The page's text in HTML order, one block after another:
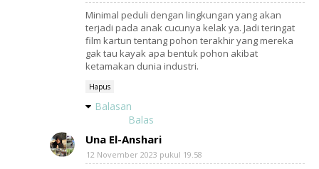
Minimal peduli dengan lingkungan yang akan
terjadi pada anak cucunya kelak ya. Jadi teringat
film kartun tentang pohon terakhir yang mereka
gak tau kayak apa bentuk pohon akibat
ketamakan dunia industri.
Hapus
Balasan
Balas
Una El-Anshari
12 November 2023 pukul 19.58